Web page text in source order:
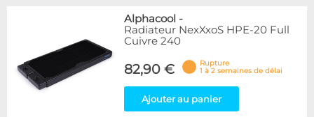
Alphacool -
Radiateur NexXxoS HPE-20 Full
Cuivre 240
82,90 €
Rupture
1 à 2 semaines de délai
Ajouter au panier